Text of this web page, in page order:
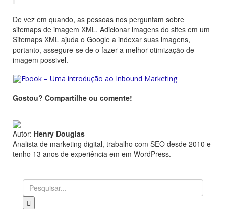
De vez em quando, as pessoas nos perguntam sobre
sitemaps de imagem XML. Adicionar imagens do sites em um
Sitemaps XML ajuda o Google a indexar suas imagens,
portanto, assegure-se de o fazer a melhor otimização de
imagem possivel.
Gostou? Compartilhe ou comente!
Autor: Henry Douglas
Analista de marketing digital, trabalho com SEO desde 2010 e
tenho 13 anos de experiência em em WordPress.